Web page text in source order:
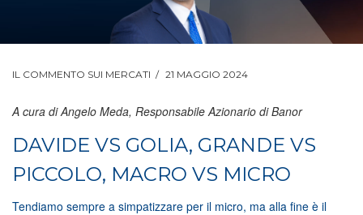
IL COMMENTO SUI MERCATI 21 MAGGIO 2024
A cura di Angelo Meda, Responsabile Azionario di Banor
DAVIDE VS GOLIA, GRANDE VS
PICCOLO, MACRO VS MICRO
Tendiamo sempre a simpatizzare per il micro, ma alla fine è il